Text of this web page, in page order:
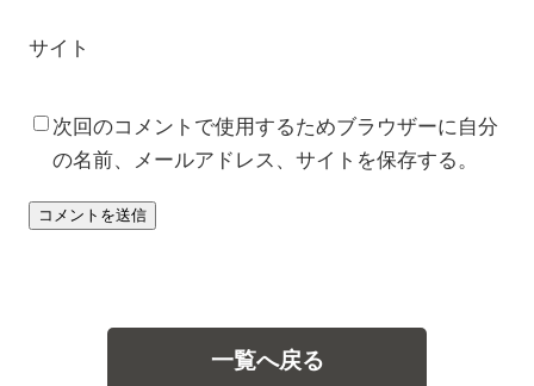
サイト
次回のコメントで使用するためブラウザーに自分
の名前、メールアドレス、サイトを保存する。
一覧へ戻る